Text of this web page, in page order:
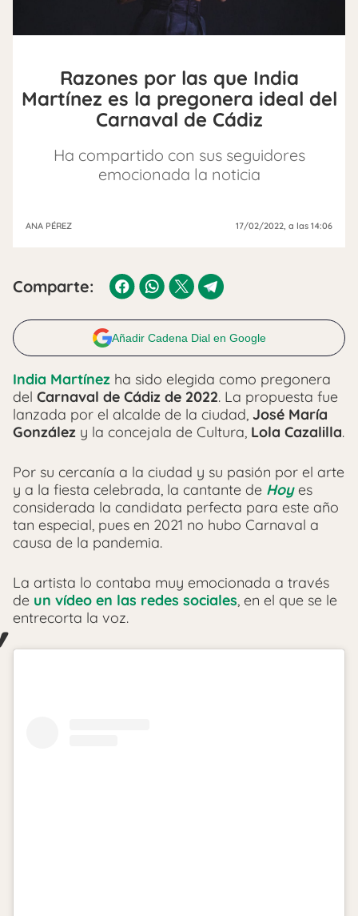
Razones por las que India
Martínez es la pregonera ideal del
Carnaval de Cádiz
Ha compartido con sus seguidores
emocionada la noticia
ANA PÉREZ 17/02/2022, a las 14:06
Comparte:
Añadir Cadena Dial en Google
India Martínez ha sido elegida como pregonera
del Carnaval de Cádiz de 2022. La propuesta fue
lanzada por el alcalde de la ciudad, José María
González y la concejala de Cultura, Lola Cazalilla.
Por su cercanía a la ciudad y su pasión por el arte
y a la fiesta celebrada, la cantante de Hoy es
considerada la candidata perfecta para este año
tan especial, pues en 2021 no hubo Carnaval a
causa de la pandemia.
La artista lo contaba muy emocionada a través
de un vídeo en las redes sociales, en el que se le
entrecorta la voz.